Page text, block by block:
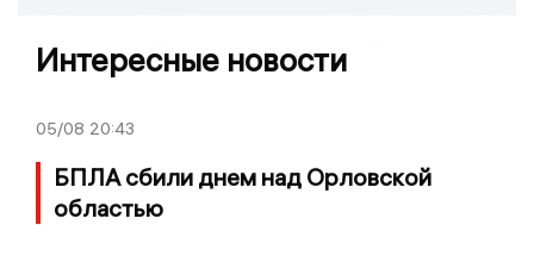
Интересные новости
05/08 20:43
БПЛА сбили днем над Орловской
областью